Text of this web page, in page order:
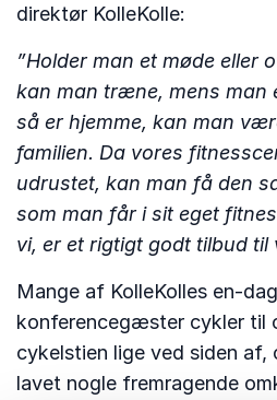
direktør KolleKolle:
”Holder man et møde eller
kan man træne, mens man
så er hjemme, kan man
familien. Da vores
udrustet, kan man få den
som man får i sit eget
vi, er et rigtigt godt tilbud til
Mange af KolleKolles en-
konferencegæster cykler til
cykelstien lige ved siden
lavet nogle fremragende